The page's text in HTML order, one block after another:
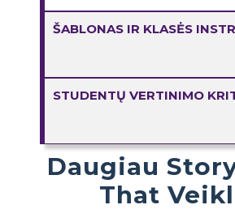
ŠABLONAS IR KLASĖS
STUDENTŲ VERTINIMO
Daugiau
That